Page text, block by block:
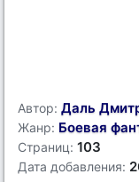
Автор: Даль
Жанр: Боевая
Страниц: 103
Дата добавления: